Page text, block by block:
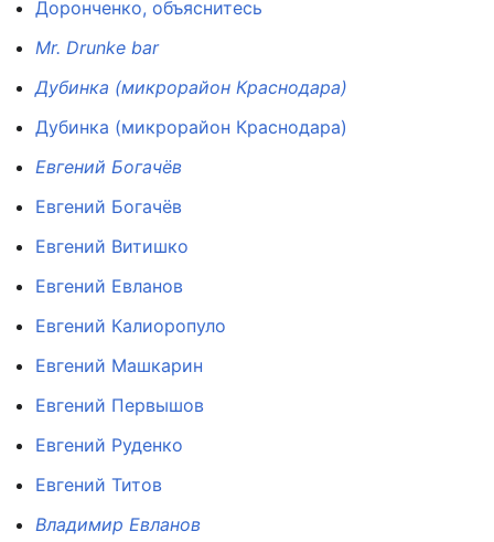
Доронченко, объяснитесь
Mr. Drunke bar
Дубинка (микрорайон Краснодара)
Дубинка (микрорайон Краснодара)
Евгений Богачёв
Евгений Богачёв
Евгений Витишко
Евгений Евланов
Евгений Калиоропуло
Евгений Машкарин
Евгений Первышов
Евгений Руденко
Евгений Титов
Владимир Евланов